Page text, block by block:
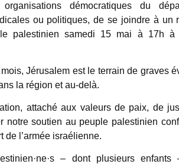
démocratiques du
ou politiques, de se joindre à un
palestinien samedi 15 mai à 17h à
Jérusalem est le terrain de graves
la région et au-delà.
attaché aux valeurs de paix, de
notre soutien au peuple palestinien
de l’armée israélienne.
– dont plusieurs